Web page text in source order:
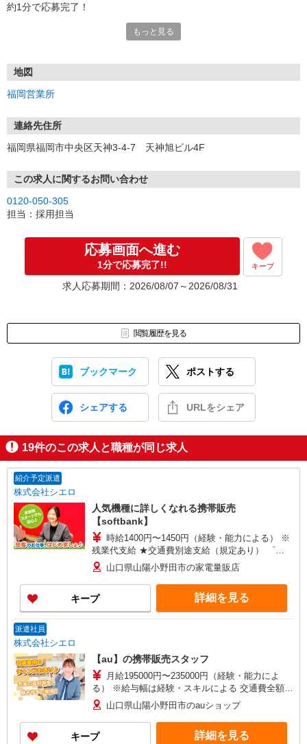
約1分で応募完了！
①応募から3営業日を目安に、メールorお電話でご連絡します。
★スマホでWEB面接（LINEなど）・出張面接・事務所面接と選べま
す
③面接実施（履歴書不要）
※ご希望があれば、職場見学の調整もOKです！
お気軽にご応募ください♪
もっと見る
地図
福岡営業所
連絡先住所
福岡県福岡市中央区天神3-4-7 天神旭ビル4F
この求人に関するお問い合わせ
0120-050-305
担当：採用担当
応募画面へ進む
1分で応募完了!! キープ
求人応募期間：2026/08/07～2026/08/31
閲覧履歴を見る
ブックマーク ポストする
シェアする URLをシェア
19件のこの求人と職種が同じ求人
紹介予定派遣
株式会社シエロ
人気機種に詳しくなれる携帯販売
【softbank】
時給1400円〜1450円（経験・能力による） ※
残業代支給 ★交通費別途支給（規定あり） ゜
+゜・。○。・゜+゜・。○。・゜+゜ 入社祝い金10
万円支給(規定有) お友達を紹介頂くと, インセンテ
ィブ支給(規定有) ★月2回払い・週払い可能（規程
有）★ ゜・。○。・゜+゜・。○。・゜+゜
山口県山陽小野田市の家電量販店
キープ 詳細を見る
派遣社員
株式会社シエロ
【au】の携帯販売スタッフ
月給195000円〜235000円（経験・能力によ
る） ※給与幅は経験・スキルによる 交通費全額支
給 賞与有※業績連動性 制服貸与 社会保険完備 車
通勤可能 ゜+゜・。○。・゜+゜・。○。・゜+゜
入社祝い金10万円支給(規定有) お友達を紹介頂く
と, インセンティブ支給(規定有) ゜・。○。・゜
山口県山陽小野田市のauショップ
キープ 詳細を見る